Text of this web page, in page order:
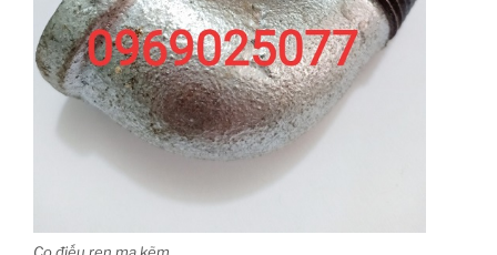
Co điếu ren mạ kẽm